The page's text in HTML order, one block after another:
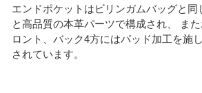
エンドポケットはビリンガムバッグと
と高品質の本革パーツで構成され、 ま
ロント、バック4方にはパッド加工を施
されています。